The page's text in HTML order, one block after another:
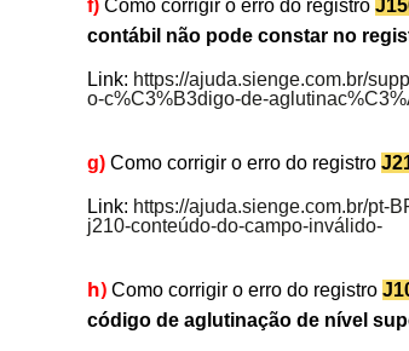
f) Como corrigir o erro do registro
contábil não pode constar no
Link: https://ajuda.sienge.com.br/
o-c%C3%B3digo-de-
g) Como corrigir o erro do registro
Link: https://ajuda.sienge.com.br/pt-
j210-conteúdo-do-campo-inválido-
h) Como corrigir o erro do registro
código de aglutinação de nível